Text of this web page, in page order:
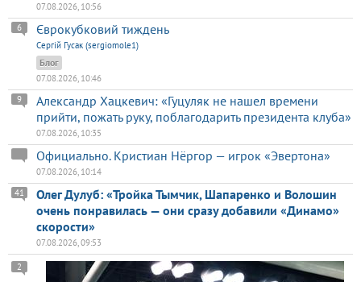
07.08.2026, 10:56
Єврокубковий тиждень
6
Сергій Гусак (sergiomole1)
Блог
07.08.2026, 10:46
Александр Хацкевич: «Гуцуляк не нашел времени
прийти, пожать руку, поблагодарить президента клуба»
9
07.08.2026, 10:35
Официально. Кристиан Нёргор — игрок «Эвертона»
07.08.2026, 10:14
Олег Дулуб: «Тройка Тымчик, Шапаренко и Волошин
очень понравилась — они сразу добавили «Динамо»
скорости»
41
07.08.2026, 09:53
2